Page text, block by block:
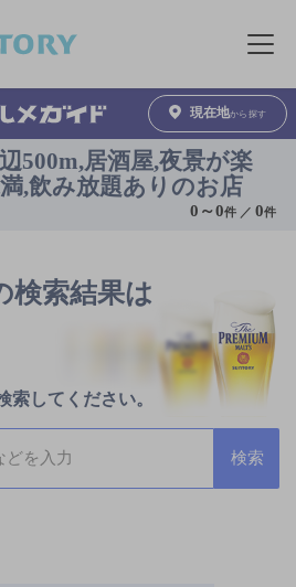
メニュ
現在地から探す
500m,居酒屋,夜景が楽
,飲み放題ありのお店
0 ～0件 ／0件
検索結果は
索してください。